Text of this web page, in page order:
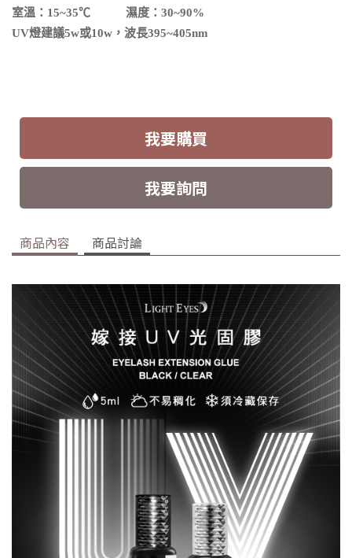
室溫：15~35℃ 濕度：30~90%
UV燈建議5w或10w，波長395~405nm
我要購買
我要詢問
商品內容 商品討論